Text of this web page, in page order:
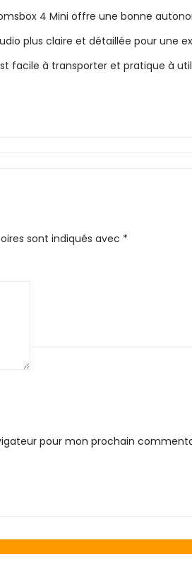
4 Mini offre une bonne
plus claire et détaillée pour une
facile à transporter et pratique à
sont indiqués avec *
pour mon prochain